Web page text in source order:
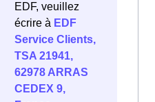
EDF, veuillez
écrire à EDF
Service Clients,
TSA 21941,
62978 ARRAS
CEDEX 9,